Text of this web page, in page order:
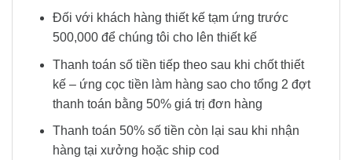
Đối với khách hàng thiết kế tạm ứng trước
500,000 để chúng tôi cho lên thiết kế
Thanh toán số tiền tiếp theo sau khi chốt thiết
kế – ứng cọc tiền làm hàng sao cho tổng 2 đợt
thanh toán bằng 50% giá trị đơn hàng
Thanh toán 50% số tiền còn lại sau khi nhận
hàng tại xưởng hoặc ship cod